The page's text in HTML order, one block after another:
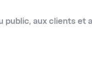
aux clients et